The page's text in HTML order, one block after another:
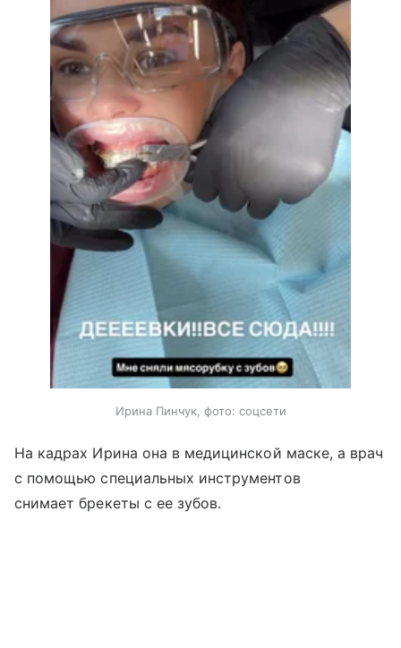
Ирина Пинчук, фото: соцсети
На кадрах Ирина она в медицинской маске, а врач
с помощью специальных инструментов
снимает брекеты с ее зубов.